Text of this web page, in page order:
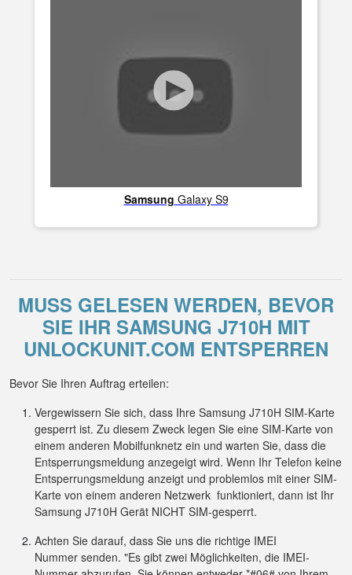
Samsung Galaxy S9
MUSS GELESEN WERDEN, BEVOR
SIE IHR SAMSUNG J710H MIT
UNLOCKUNIT.COM ENTSPERREN
Bevor Sie Ihren Auftrag erteilen:
Vergewissern Sie sich, dass Ihre Samsung J710H SIM-Karte
gesperrt ist. Zu diesem Zweck legen Sie eine SIM-Karte von
einem anderen Mobilfunknetz ein und warten Sie, dass die
Entsperrungsmeldung anzegeigt wird. Wenn Ihr Telefon keine
Entsperrungsmeldung anzeigt und problemlos mit einer SIM-
Karte von einem anderen Netzwerk funktioniert, dann ist Ihr
Samsung J710H Gerät NICHT SIM-gesperrt.
Achten Sie darauf, dass Sie uns die richtige IMEI
Nummer senden. "Es gibt zwei Möglichkeiten, die IMEI-